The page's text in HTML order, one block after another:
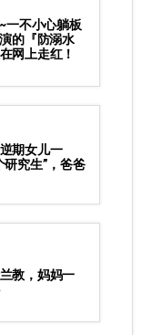
一不小心躺板
的『防溺水
网上走红！
期女儿一
研究生”，爸爸
教，妈妈一